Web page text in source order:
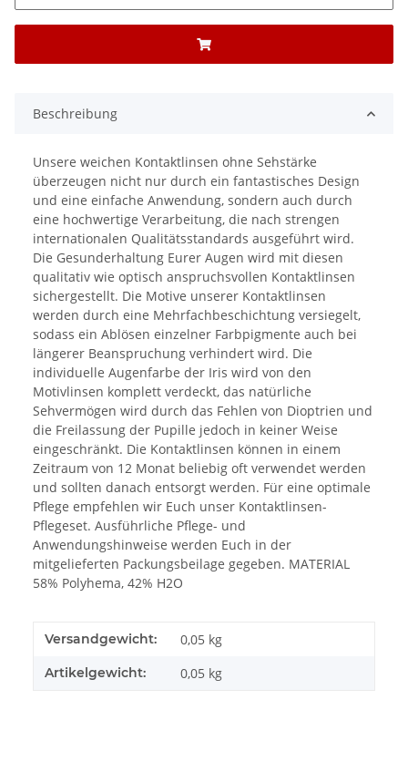
Beschreibung
Unsere weichen Kontaktlinsen ohne Sehstärke
überzeugen nicht nur durch ein fantastisches Design
und eine einfache Anwendung, sondern auch durch
eine hochwertige Verarbeitung, die nach strengen
internationalen Qualitätsstandards ausgeführt wird.
Die Gesunderhaltung Eurer Augen wird mit diesen
qualitativ wie optisch anspruchsvollen Kontaktlinsen
sichergestellt. Die Motive unserer Kontaktlinsen
werden durch eine Mehrfachbeschichtung versiegelt,
sodass ein Ablösen einzelner Farbpigmente auch bei
längerer Beanspruchung verhindert wird. Die
individuelle Augenfarbe der Iris wird von den
Motivlinsen komplett verdeckt, das natürliche
Sehvermögen wird durch das Fehlen von Dioptrien und
die Freilassung der Pupille jedoch in keiner Weise
eingeschränkt. Die Kontaktlinsen können in einem
Zeitraum von 12 Monat beliebig oft verwendet werden
und sollten danach entsorgt werden. Für eine optimale
Pflege empfehlen wir Euch unser Kontaktlinsen-
Pflegeset. Ausführliche Pflege- und
Anwendungshinweise werden Euch in der
mitgelieferten Packungsbeilage gegeben. MATERIAL
58% Polyhema, 42% H2O
Versandgewicht: 0,05 kg
Artikelgewicht: 0,05 kg